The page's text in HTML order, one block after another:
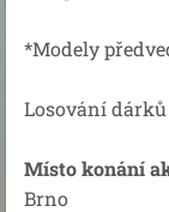
*Modely
Losování dárků
Místo konání
Brno